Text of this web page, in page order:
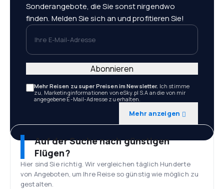
Sonderangebote, die Sie sonst nirgendwo
finden. Melden Sie sich an und profitieren Sie!
Ihre E-Mail-Adresse
Mehr Reisen zu super Preisen im Newsletter. Ich stimme
zu, Marketinginformationen von eSky.pl S.A an die von mir
angegebene E-Mail-Adresse zu erhalten.
Mehr anzeigen
Abonnieren
Auf der Suche nach günstigen
Flügen?
Hier sind Sie richtig. Wir vergleichen täglich Hunderte
von Angeboten, um Ihre Reise so günstig wie möglich zu
gestalten.